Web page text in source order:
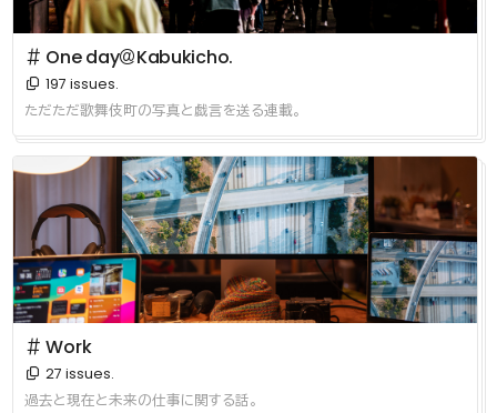
＃ One day＠Kabukicho.
197 issues.
ただただ歌舞伎町の写真と戯言を送る連載。
＃ Work
27 issues.
過去と現在と未来の仕事に関する話。